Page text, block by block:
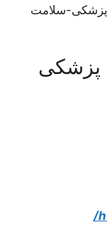
سلامت
پزشکی